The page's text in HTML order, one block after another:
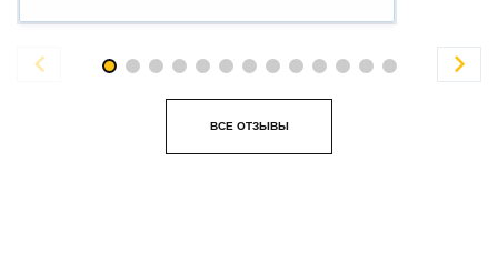
 
ВСЕ ОТЗЫВЫ